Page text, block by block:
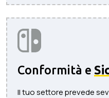
Conformità e
Il tuo settore prevede